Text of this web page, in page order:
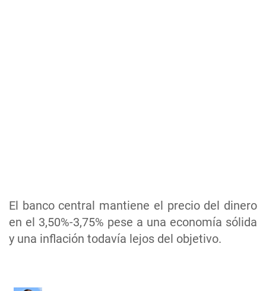
El banco central mantiene el precio del dinero
en el 3,50%-3,75% pese a una economía sólida
y una inflación todavía lejos del objetivo.